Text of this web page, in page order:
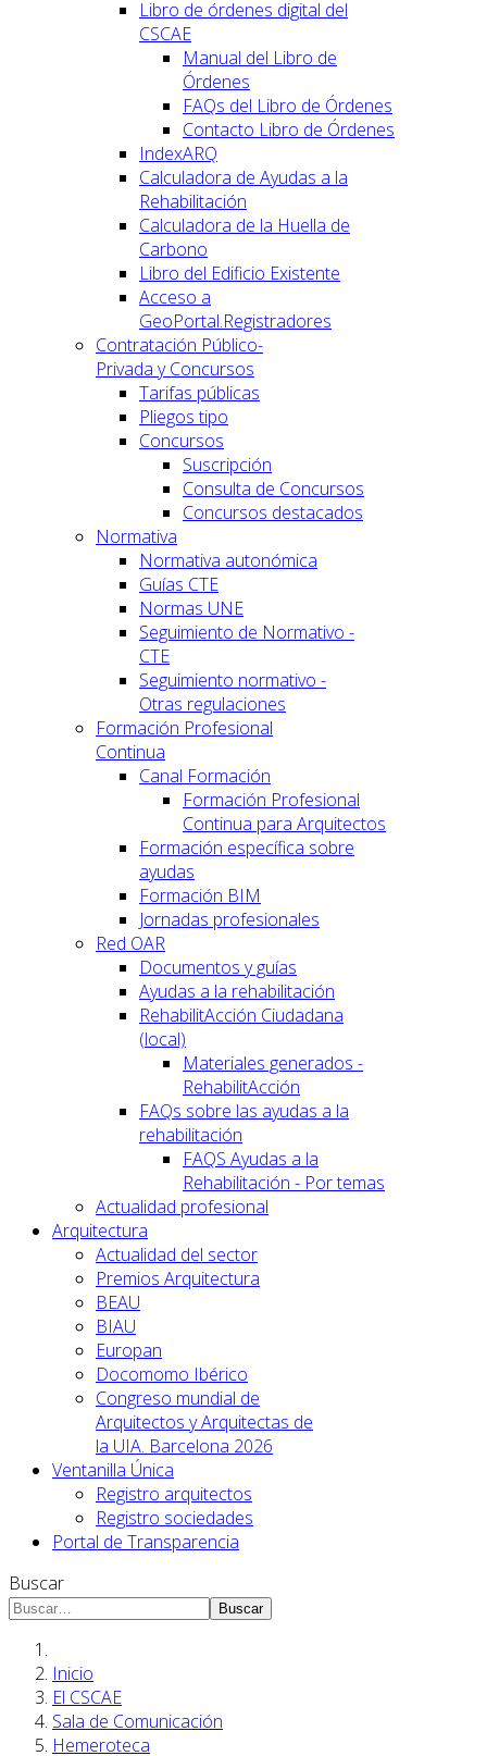
Libro de órdenes digital del
CSCAE
Manual del Libro de
Órdenes
FAQs del Libro de Órdenes
Contacto Libro de Órdenes
IndexARQ
Calculadora de Ayudas a la
Rehabilitación
Calculadora de la Huella de
Carbono
Libro del Edificio Existente
Acceso a
GeoPortal.Registradores
Contratación Público-
Privada y Concursos
Tarifas públicas
Pliegos tipo
Concursos
Suscripción
Consulta de Concursos
Concursos destacados
Normativa
Normativa autonómica
Guías CTE
Normas UNE
Seguimiento de Normativo -
CTE
Seguimiento normativo -
Otras regulaciones
Formación Profesional
Continua
Canal Formación
Formación Profesional
Continua para Arquitectos
Formación específica sobre
ayudas
Formación BIM
Jornadas profesionales
Red OAR
Documentos y guías
Ayudas a la rehabilitación
RehabilitAcción Ciudadana
(local)
Materiales generados -
RehabilitAcción
FAQs sobre las ayudas a la
rehabilitación
FAQS Ayudas a la
Rehabilitación - Por temas
Actualidad profesional
Arquitectura
Actualidad del sector
Premios Arquitectura
BEAU
BIAU
Europan
Docomomo Ibérico
Congreso mundial de
Arquitectos y Arquitectas de
la UIA. Barcelona 2026
Ventanilla Única
Registro arquitectos
Registro sociedades
Portal de Transparencia
Buscar
Buscar
Inicio
El CSCAE
Sala de Comunicación
Hemeroteca